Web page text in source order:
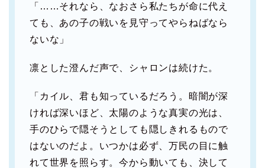
「……それなら、なおさら私たちが命に代え
ても、あの子の戦いを見守ってやらねばなら
ないな」
凛とした澄んだ声で、シャロンは続けた。
「カイル、君も知っているだろう。暗闇が深
ければ深いほど、太陽のような真実の光は、
手のひらで隠そうとしても隠しきれるもので
はないのだよ。いつかは必ず、万民の目に触
れて世界を照らす。今から動いても、決して